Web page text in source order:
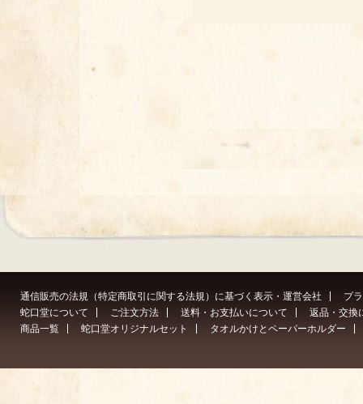
通信販売の法規（特定商取引に関する法規）に基づく表示・運営会社
プ
蛇口堂について
ご注文方法 送料・お支払いについて
返品・交換
商品一覧
蛇口堂オリジナルセット タオルかけとペーパーホルダー